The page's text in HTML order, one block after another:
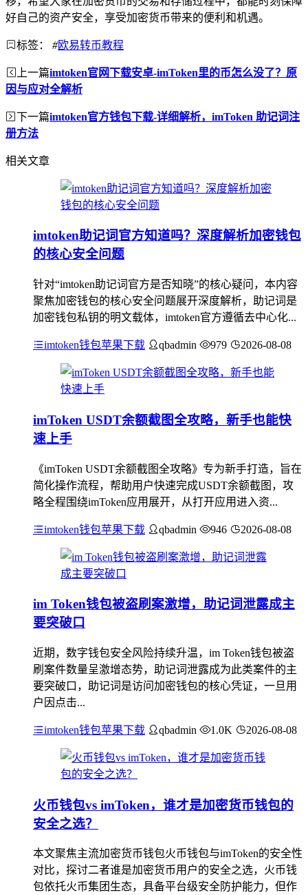
好自己的资产安全，享受加密货币带来的便利和机遇。
标签： #欧易转币教程
上一篇imtoken官网下载安卓-imToken里的币怎么没了？原
因与应对全解析
下一篇imtoken官方钱包下载-详细解析，imToken 助记词注
册方法
相关文章
imtoken助记词官方知道吗？深度解析加密钱包
的核心安全问题
针对“imtoken助记词官方是否知晓”的核心疑问，本内容
聚焦加密钱包的核心安全问题展开深度解析，助记词是
加密钱包私钥的明文载体，imtoken官方遵循去中心化...
imtoken钱包苹果下载 qbadmin 979 2026-08-08
imToken USDT余额截图全攻略，新手也能快
速上手
《imToken USDT余额截图全攻略》专为新手打造，旨在
简化操作流程，帮助用户快速完成USDT余额截图，攻
略全程围绕imToken应用展开，从打开应用进入资...
imtoken钱包苹果下载 qbadmin 946 2026-08-08
im Token钱包被盗刷案激增，助记词泄露成主
要突破口
近期，数字钱包安全风险持续升温，im Token钱包被盗
刷案件数量呈激增态势，助记词泄露成为此类案件的主
要突破口，助记词是访问加密钱包的核心凭证，一旦用
户因点击...
imtoken钱包苹果下载 qbadmin 1.0K 2026-08-08
火币钱包vs imToken，谁才是加密货币钱包的
安全之选？
本文聚焦主流加密货币钱包火币钱包与imToken的安全性
对比，探讨二者谁是加密货币用户的安全之选，火币钱
包依托火币集团生态，具备平台级安全防护能力，但作